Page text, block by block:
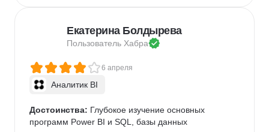
Екатерина Болдырева
Пользователь Хабра
6 апреля
Аналитик BI
Достоинства: Глубокое изучение основных
программ Power BI и SQL, базы данных